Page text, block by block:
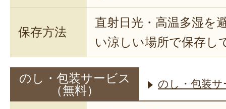
保存方法
直射日光・高温多湿を
い涼しい場所で保存し
のし・包装サービス
（無料）
のし・包装